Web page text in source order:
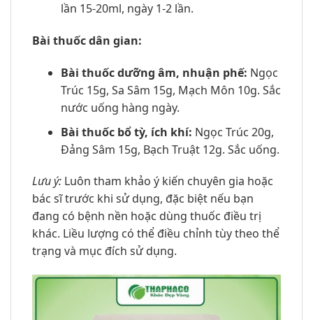
lần 15-20ml, ngày 1-2 lần.
Bài thuốc dân gian:
Bài thuốc dưỡng âm, nhuận phế: Ngọc
Trúc 15g, Sa Sâm 15g, Mạch Môn 10g. Sắc
nước uống hàng ngày.
Bài thuốc bổ tỳ, ích khí: Ngọc Trúc 20g,
Đảng Sâm 15g, Bạch Truật 12g. Sắc uống.
Lưu ý: Luôn tham khảo ý kiến chuyên gia hoặc
bác sĩ trước khi sử dụng, đặc biệt nếu bạn
đang có bệnh nền hoặc dùng thuốc điều trị
khác. Liều lượng có thể điều chỉnh tùy theo thể
trạng và mục đích sử dụng.